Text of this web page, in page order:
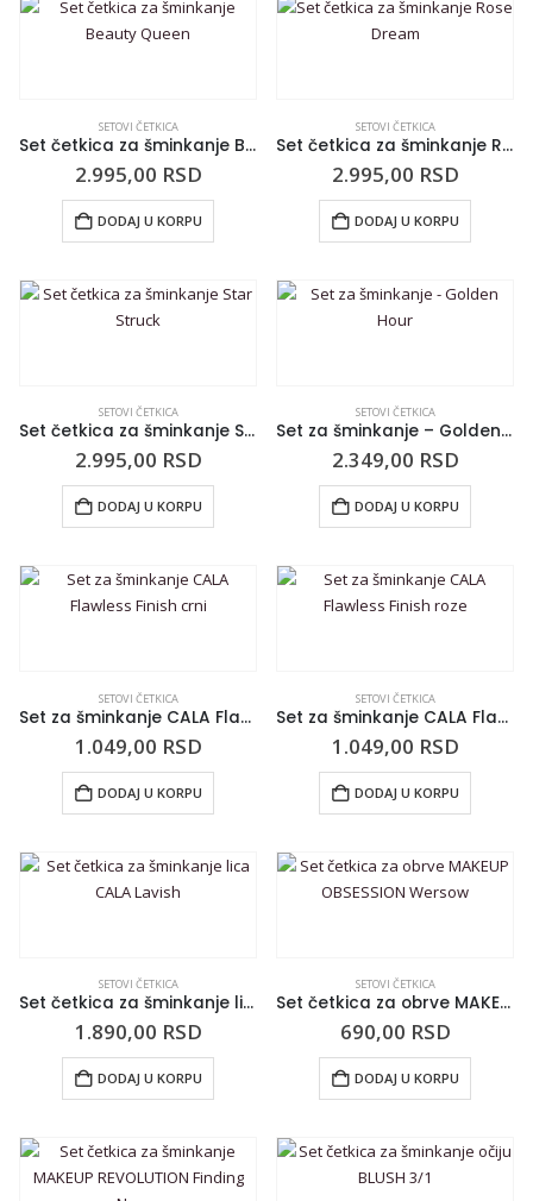
SETOVI ČETKICA
Set četkica za šminkanje Beauty Queen
2.995,00 RSD
DODAJ U KORPU
SETOVI ČETKICA
Set četkica za šminkanje Rose Dream
2.995,00 RSD
DODAJ U KORPU
SETOVI ČETKICA
Set četkica za šminkanje Star Struck
2.995,00 RSD
DODAJ U KORPU
SETOVI ČETKICA
Set za šminkanje – Golden Hour
2.349,00 RSD
DODAJ U KORPU
SETOVI ČETKICA
Set za šminkanje CALA Flawless Finish crni
1.049,00 RSD
DODAJ U KORPU
SETOVI ČETKICA
Set za šminkanje CALA Flawless Finish roze
1.049,00 RSD
DODAJ U KORPU
SETOVI ČETKICA
Set četkica za šminkanje lica CALA Lavish
1.890,00 RSD
DODAJ U KORPU
SETOVI ČETKICA
Set četkica za obrve MAKEUP OBSESSION Wersow
690,00 RSD
DODAJ U KORPU